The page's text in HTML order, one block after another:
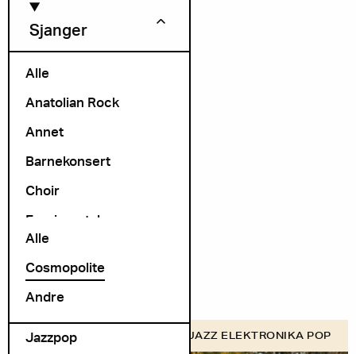
Sjanger
Alle
Anatolian Rock
Annet
Barnekonsert
Choir
Exprimental
Folk Rock
folk-pop
Foredrag
Jazzpop
Måned
Arrangør
Alle
Cosmopolite
Andre
COSMOPOLITE SCENE JAZZ ELEKTRONIKA POP